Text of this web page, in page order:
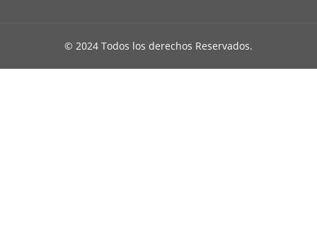
© 2024 Todos los derechos Reservados.